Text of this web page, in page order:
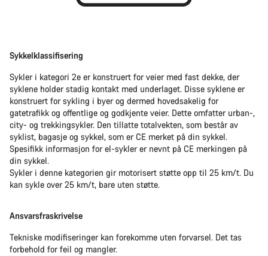
Sykkelklassifisering
Sykler i kategori 2e er konstruert for veier med fast dekke, der
syklene holder stadig kontakt med underlaget. Disse syklene er
konstruert for sykling i byer og dermed hovedsakelig for
gatetrafikk og offentlige og godkjente veier. Dette omfatter urban-,
city- og trekkingsykler. Den tillatte totalvekten, som består av
syklist, bagasje og sykkel, som er CE merket på din sykkel.
Spesifikk informasjon for el-sykler er nevnt på CE merkingen på
din sykkel.
Sykler i denne kategorien gir motorisert støtte opp til 25 km/t. Du
kan sykle over 25 km/t, bare uten støtte.
Ansvarsfraskrivelse
Tekniske modifiseringer kan forekomme uten forvarsel. Det tas
forbehold for feil og mangler.